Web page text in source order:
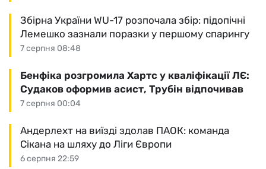
7 серпня 08:48
Збірна України WU-17 розпочала збір: підопічні
Лемешко зазнали поразки у першому спарингу
7 серпня 00:04
Бенфіка розгромила Хартс у кваліфікації ЛЄ:
Судаков оформив асист, Трубін відпочивав
6 серпня 22:59
Андерлехт на виїзді здолав ПАОК: команда
Сікана на шляху до Ліги Європи